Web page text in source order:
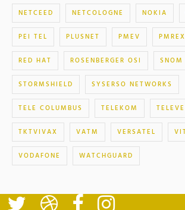
NETCEED NETCOLOGNE NOKIA
PEI TEL PLUSNET PMEV
RED HAT ROSENBERGER OSI SNOM
STORMSHIELD SYSERSO NETWORKS
TELE COLUMBUS TELEKOM
TKTVIVAX VATM VERSATEL
VODAFONE WATCHGUARD